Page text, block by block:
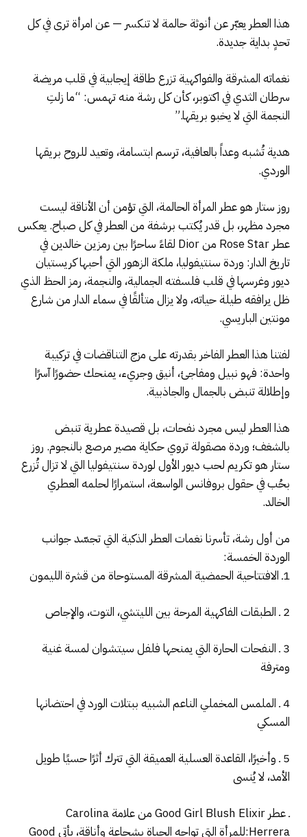
هذا العطر يعبّر عن أنوثة حالمة لا تنكسر — عن امرأة ترى في كل
تحدٍ بداية جديدة.
نغماته المشرقة والفواكهية تزرع طاقة إيجابية في قلب مريضة
سرطان الثدي في اكتوبر، كأن كل رشة منه تهمس: “ما زلتِ
النجمة التي لا يخبو بريقها.”
هدية تُشبه وعداً بالعافية، ترسم ابتسامة، وتعيد للروح بريقها
الوردي.
روز ستار هو عطر المرأة الحالمة، التي تؤمن أن الأناقة ليست
مجرد مظهر، بل قدر يُكتب برشفة من العطر في كل صباح. يعكس
عطر Rose Star من Dior لقاءً ساحرًا بين رمزين خالدين في
تاريخ الدار: وردة سنتيفوليا، ملكة الزهور التي أحبها كريستيان
ديور وغرسها في قلب فلسفته الجمالية، والنجمة، رمز الحظ الذي
ظل يرافقه طيلة حياته، ولا يزال متألقًا في سماء الدار من شارع
مونتين الباريسي.
لفتنا هذا العطر الفاخر بقدرته على مزج التناقضات في تركيبة
واحدة: فهو نبيل ومفاجئ، أنيق وجريء، يمنحك حضورًا آسرًا
وإطلالة تنبض بالجمال والجاذبية.
هذا العطر ليس مجرد نفحات، بل قصيدة عطرية تنبض
بالشغف؛ وردة مصقولة تروي حكاية مصير مرصع بالنجوم. روز
ستار هو تكريم لحب ديور الأول لوردة سنتيفوليا التي لا تزال تُزرع
بحُب في حقول بروفانس الواسعة، استمرارًا لحلمه العطري
الخالد.
من أول رشة، تأسرنا نغمات العطر الذكية التي تجسّد جوانب
الوردة الخمسة:
1ـ الافتتاحية الحمضية المشرقة المستوحاة من قشرة الليمون
2 ـ الطبقات الفاكهية المرحة بين الليتشي، التوت، والإجاص
3 ـ النفحات الحارة التي يمنحها فلفل سيتشوان لمسة غنية
ومترفة
4 ـ الملمس المخملي الناعم الشبيه ببتلات الورد في احتضانها
المسكي
5 ـ وأخيرًا، القاعدة العسلية العميقة التي تترك أثرًا حسيًا طويل
الأمد، لا يُنسى
ـ عطر Good Girl Blush Elixir من علامة Carolina
Herrera:للمرأة التي تواجه الحياة بشجاعة وأناقة، يأتي Good